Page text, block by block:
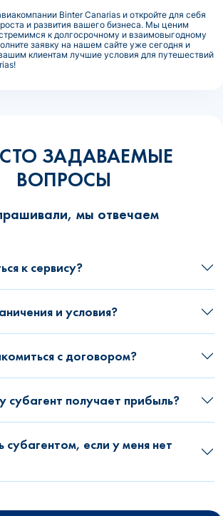
Binter Canarias и откройте для себя
и развития вашего бизнеса. Мы ценим
к долгосрочному и взаимовыгодному
заявку на нашем сайте уже сегодня и
клиентам лучшие условия для путешествий
ЗАДАВАЕМЫЕ
ВОПРОСЫ
мы отвечаем
к сервису?
и условия?
с договором?
субагент получает прибыль?
субагентом, если у меня нет